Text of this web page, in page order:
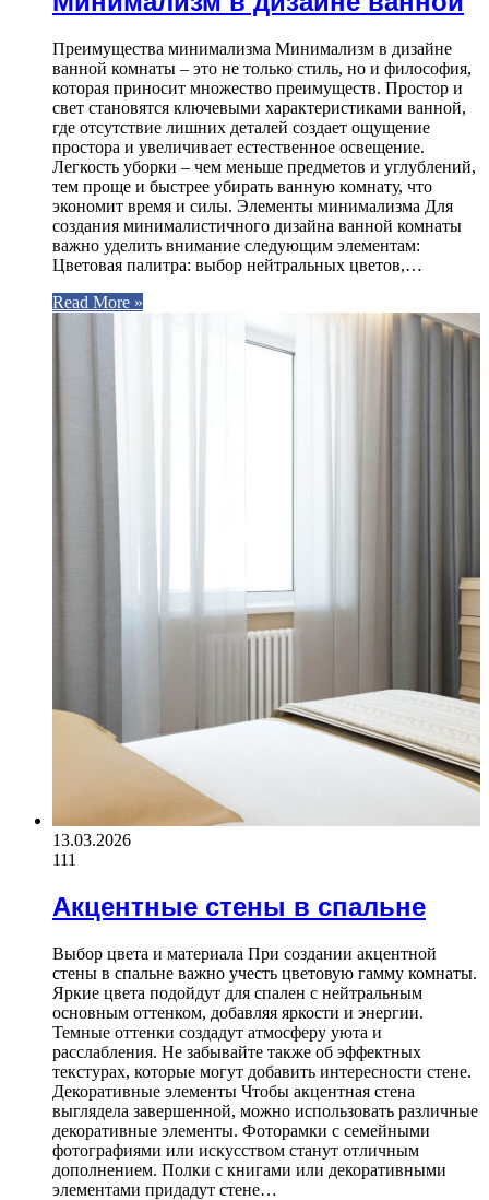
Преимущества минимализма Минимализм в дизайне
ванной комнаты – это не только стиль, но и философия,
которая приносит множество преимуществ. Простор и
свет становятся ключевыми характеристиками ванной,
где отсутствие лишних деталей создает ощущение
простора и увеличивает естественное освещение.
Легкость уборки – чем меньше предметов и углублений,
тем проще и быстрее убирать ванную комнату, что
экономит время и силы. Элементы минимализма Для
создания минималистичного дизайна ванной комнаты
важно уделить внимание следующим элементам:
Цветовая палитра: выбор нейтральных цветов,…
Read More »
13.03.2026
111
Акцентные стены в спальне
Выбор цвета и материала При создании акцентной
стены в спальне важно учесть цветовую гамму комнаты.
Яркие цвета подойдут для спален с нейтральным
основным оттенком, добавляя яркости и энергии.
Темные оттенки создадут атмосферу уюта и
расслабления. Не забывайте также об эффектных
текстурах, которые могут добавить интересности стене.
Декоративные элементы Чтобы акцентная стена
выглядела завершенной, можно использовать различные
декоративные элементы. Фоторамки с семейными
фотографиями или искусством станут отличным
дополнением. Полки с книгами или декоративными
элементами придадут стене…